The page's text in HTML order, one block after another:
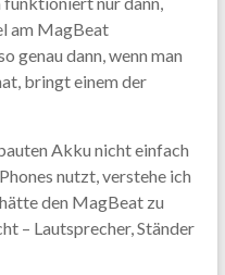
am MagBeat
genau dann, wenn man
bringt einem der
Akku nicht einfach
nutzt, verstehe ich
den MagBeat zu
– Lautsprecher, Ständer